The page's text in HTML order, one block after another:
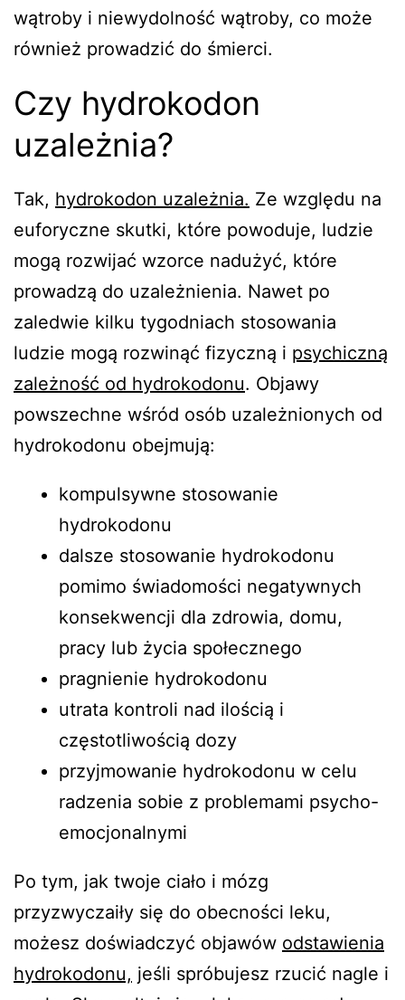
wątroby i niewydolność wątroby, co może
również prowadzić do śmierci.
Czy hydrokodon
uzależnia?
Tak, hydrokodon uzależnia. Ze względu na
euforyczne skutki, które powoduje, ludzie
mogą rozwijać wzorce nadużyć, które
prowadzą do uzależnienia. Nawet po
zaledwie kilku tygodniach stosowania
ludzie mogą rozwinąć fizyczną i psychiczną
zależność od hydrokodonu. Objawy
powszechne wśród osób uzależnionych od
hydrokodonu obejmują:
kompulsywne stosowanie
hydrokodonu
dalsze stosowanie hydrokodonu
pomimo świadomości negatywnych
konsekwencji dla zdrowia, domu,
pracy lub życia społecznego
pragnienie hydrokodonu
utrata kontroli nad ilością i
częstotliwością dozy
przyjmowanie hydrokodonu w celu
radzenia sobie z problemami psycho-
emocjonalnymi
Po tym, jak twoje ciało i mózg
przyzwyczaiły się do obecności leku,
możesz doświadczyć objawów odstawienia
hydrokodonu, jeśli spróbujesz rzucić nagle i